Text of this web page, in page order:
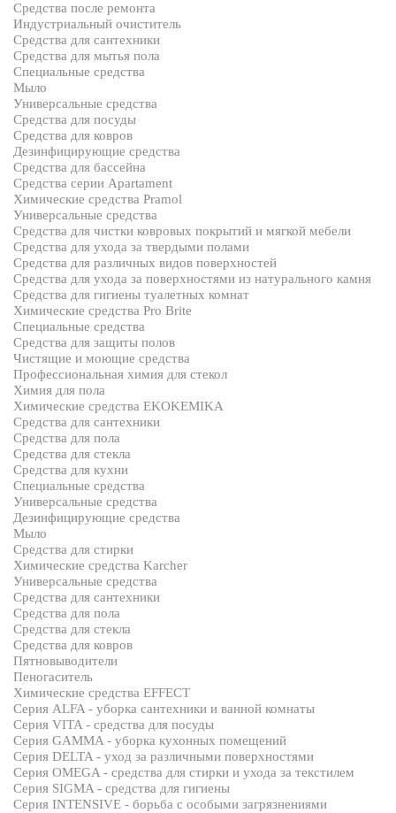
Средства после ремонта
Индустриальный очиститель
Средства для сантехники
Средства для мытья пола
Специальные средства
Мыло
Универсальные средства
Средства для посуды
Средства для ковров
Дезинфицирующие средства
Средства для бассейна
Средства серии Apartament
Химические средства Pramol
Универсальные средства
Средства для чистки ковровых покрытий и мягкой мебели
Средства для ухода за твердыми полами
Средства для различных видов поверхностей
Средства для ухода за поверхностями из натурального камня
Средства для гигиены туалетных комнат
Химические средства Pro Brite
Специальные средства
Средства для защиты полов
Чистящие и моющие средства
Профессиональная химия для стекол
Химия для пола
Химические средства EKOKEMIKA
Средства для сантехники
Средства для пола
Средства для стекла
Средства для кухни
Специальные средства
Универсальные средства
Дезинфицирующие средства
Мыло
Средства для стирки
Химические средства Karcher
Универсальные средства
Средства для сантехники
Средства для пола
Средства для стекла
Средства для ковров
Пятновыводители
Пеногаситель
Химические средства EFFECT
Серия ALFA - уборка сантехники и ванной комнаты
Серия VITA - средства для посуды
Серия GAMMA - уборка кухонных помещений
Серия DELTA - уход за различными поверхностями
Серия OMEGA - средства для стирки и ухода за текстилем
Серия SIGMA - средства для гигиены
Серия INTENSIVE - борьба с особыми загрязнениями